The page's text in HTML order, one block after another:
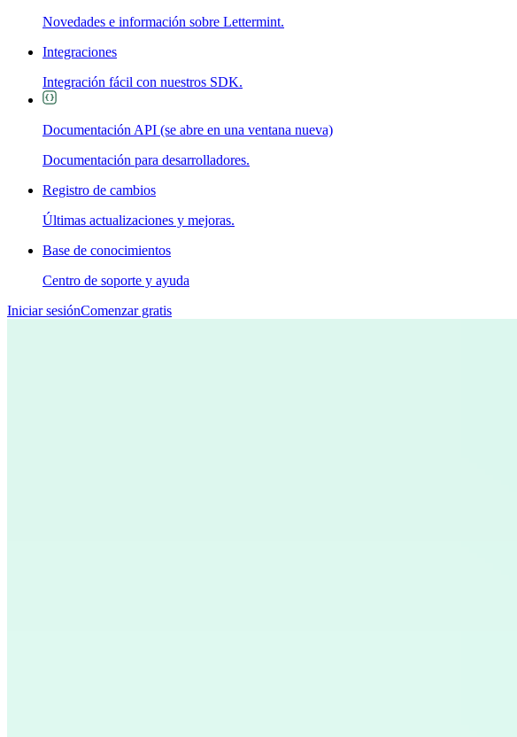
Novedades e información sobre Lettermint.
Integraciones
Integración fácil con nuestros SDK.
Documentación API (se abre en una ventana nueva)
Documentación para desarrolladores.
Registro de cambios
Últimas actualizaciones y mejoras.
Base de conocimientos
Centro de soporte y ayuda
Iniciar sesiónComenzar gratis